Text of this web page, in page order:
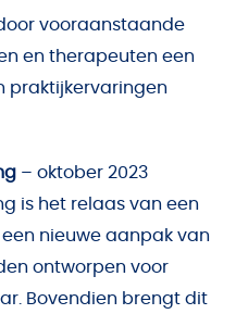
vooraanstaande
en therapeuten een
praktijkervaringen
– oktober 2023
is het relaas van een
nieuwe aanpak van
ontworpen voor
Bovendien brengt dit